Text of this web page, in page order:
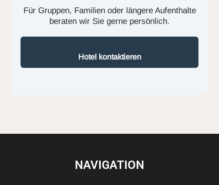
Für Gruppen, Familien oder längere Aufenthalte
beraten wir Sie gerne persönlich.
Hotel kontaktieren
NAVIGATION